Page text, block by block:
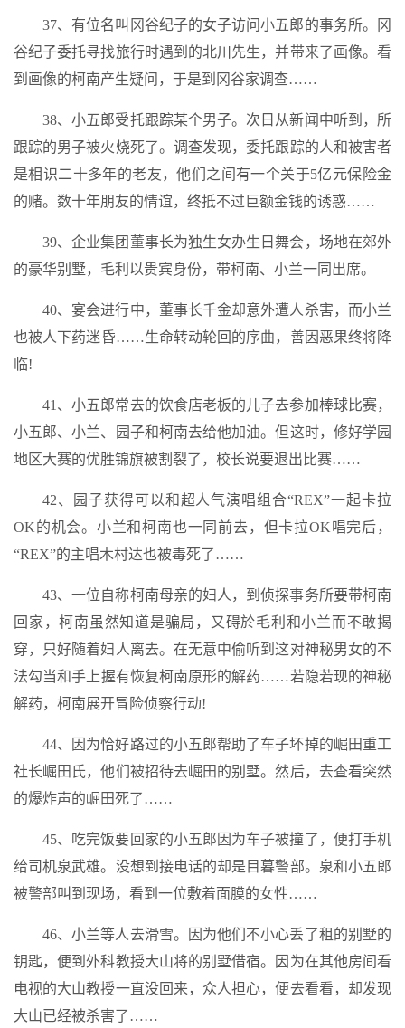
37、有位名叫冈谷纪子的女子访问小五郎的事务所。冈
谷纪子委托寻找旅行时遇到的北川先生，并带来了画像。看
到画像的柯南产生疑问，于是到冈谷家调查……
38、小五郎受托跟踪某个男子。次日从新闻中听到，所
跟踪的男子被火烧死了。调查发现，委托跟踪的人和被害者
是相识二十多年的老友，他们之间有一个关于5亿元保险金
的赌。数十年朋友的情谊，终抵不过巨额金钱的诱惑……
39、企业集团董事长为独生女办生日舞会，场地在郊外
的豪华别墅，毛利以贵宾身份，带柯南、小兰一同出席。
40、宴会进行中，董事长千金却意外遭人杀害，而小兰
也被人下药迷昏……生命转动轮回的序曲，善因恶果终将降
临!
41、小五郎常去的饮食店老板的儿子去参加棒球比赛，
小五郎、小兰、园子和柯南去给他加油。但这时，修好学园
地区大赛的优胜锦旗被割裂了，校长说要退出比赛……
42、园子获得可以和超人气演唱组合“REX”一起卡拉
OK的机会。小兰和柯南也一同前去，但卡拉OK唱完后，
“REX”的主唱木村达也被毒死了……
43、一位自称柯南母亲的妇人，到侦探事务所要带柯南
回家，柯南虽然知道是骗局，又碍於毛利和小兰而不敢揭
穿，只好随着妇人离去。在无意中偷听到这对神秘男女的不
法勾当和手上握有恢复柯南原形的解药……若隐若现的神秘
解药，柯南展开冒险侦察行动!
44、因为恰好路过的小五郎帮助了车子坏掉的崛田重工
社长崛田氏，他们被招待去崛田的别墅。然后，去查看突然
的爆炸声的崛田死了……
45、吃完饭要回家的小五郎因为车子被撞了，便打手机
给司机泉武雄。没想到接电话的却是目暮警部。泉和小五郎
被警部叫到现场，看到一位敷着面膜的女性……
46、小兰等人去滑雪。因为他们不小心丢了租的别墅的
钥匙，便到外科教授大山将的别墅借宿。因为在其他房间看
电视的大山教授一直没回来，众人担心，便去看看，却发现
大山已经被杀害了……